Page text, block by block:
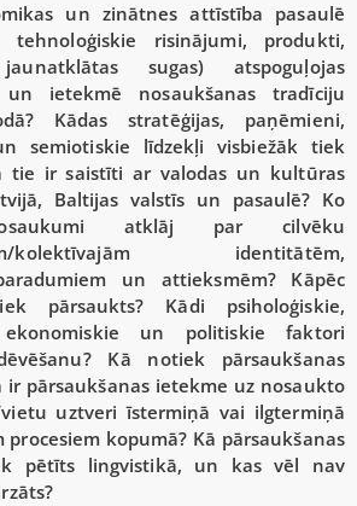
un zinātnes attīstība pasaulē
tehnoloģiskie risinājumi, produkti,
sugas) atspoguļojas
un ietekmē nosaukšanas tradīciju
Kādas stratēģijas, paņēmieni,
semiotiskie līdzekļi visbiežāk tiek
tie ir saistīti ar valodas un kultūras
Baltijas valstīs un pasaulē? Ko
atklāj par cilvēku
kolektīvajām identitātēm,
un attieksmēm? Kāpēc
pārsaukts? Kādi psiholoģiskie,
ekonomiskie un politiskie faktori
Kā notiek pārsaukšanas
ir pārsaukšanas ietekme uz nosaukto
uztveri īstermiņā vai ilgtermiņā
procesiem kopumā? Kā pārsaukšanas
pētīts lingvistikā, un kas vēl nav